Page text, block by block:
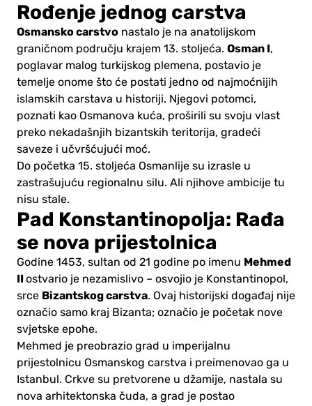
Rođenje jednog carstva
Osmansko carstvo nastalo je na anatolijskom
graničnom području krajem 13. stoljeća. Osman I,
poglavar malog turkijskog plemena, postavio je
temelje onome što će postati jedno od najmoćnijih
islamskih carstava u historiji. Njegovi potomci,
poznati kao Osmanova kuća, proširili su svoju vlast
preko nekadašnjih bizantskih teritorija, gradeći
saveze i učvršćujući moć.
Do početka 15. stoljeća Osmanlije su izrasle u
zastrašujuću regionalnu silu. Ali njihove ambicije tu
nisu stale.
Pad Konstantinopolja: Rađa
se nova prijestolnica
Godine 1453, sultan od 21 godine po imenu Mehmed
II ostvario je nezamislivo – osvojio je Konstantinopol,
srce Bizantskog carstva. Ovaj historijski događaj nije
označio samo kraj Bizanta; označio je početak nove
svjetske epohe.
Mehmed je preobrazio grad u imperijalnu
prijestolnicu Osmanskog carstva i preimenovao ga u
Istanbul. Crkve su pretvorene u džamije, nastala su
nova arhitektonska čuda, a grad je postao